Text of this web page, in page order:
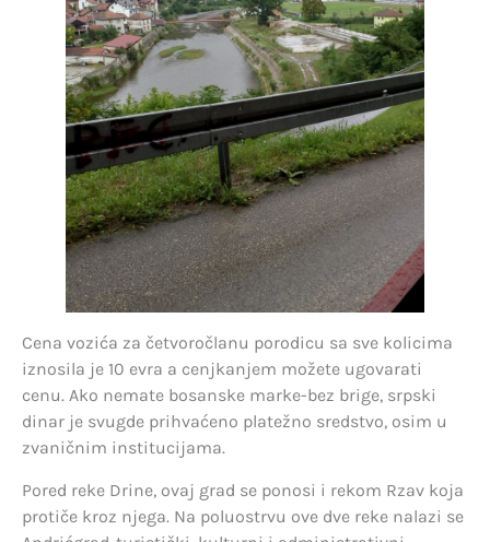
Cena vozića za četvoročlanu porodicu sa sve kolicima
iznosila je 10 evra a cenjkanjem možete ugovarati
cenu. Ako nemate bosanske marke-bez brige, srpski
dinar je svugde prihvaćeno platežno sredstvo, osim u
zvaničnim institucijama.
Pored reke Drine, ovaj grad se ponosi i rekom Rzav koja
protiče kroz njega. Na poluostrvu ove dve reke nalazi se